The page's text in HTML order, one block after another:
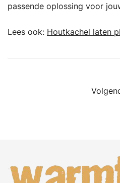
passende oplossing voor
Lees ook: Houtkachel laten